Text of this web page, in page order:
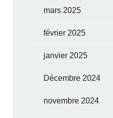
mars 2025
février 2025
janvier 2025
Décembre 2024
novembre 2024